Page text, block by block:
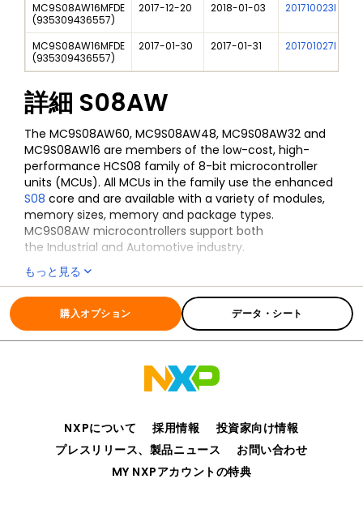
MC9S08AW16MFDE
(935309436557)
2017-12-20 2018-01-03 201710023I
MC9S08AW16MFDE
(935309436557)
2017-01-30 2017-01-31 201701027I
詳細 S08AW
The MC9S08AW60, MC9S08AW48, MC9S08AW32 and
MC9S08AW16 are members of the low-cost, high-
performance HCS08 family of 8-bit microcontroller
units (MCUs). All MCUs in the family use the enhanced
S08 core and are available with a variety of modules,
memory sizes, memory and package types.
MC9S08AW microcontrollers support both
the Industrial and Automotive industry.
もっと見る
全ての情報 S08AW
購入オプション データ・シート
NXPについて 採用情報
投資家向け情報
プレスリリース、製品ニュース
お問い合わせ
MY NXPアカウントの特典